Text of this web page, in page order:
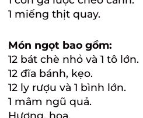
1 miếng thịt quay.
Món ngọt bao gồm:
12 bát chè nhỏ và 1 tô lớn.
12 đĩa bánh, kẹo.
12 ly rượu và 1 bình lớn.
1 mâm ngũ quả.
Hương, hoa.